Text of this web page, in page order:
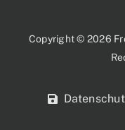
Copyright © 2026